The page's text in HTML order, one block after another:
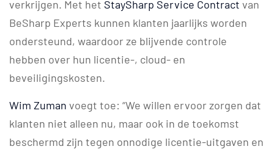
verkrijgen. Met het StaySharp Service Contract van
BeSharp Experts kunnen klanten jaarlijks worden
ondersteund, waardoor ze blijvende controle
hebben over hun licentie-, cloud- en
beveiligingskosten.
Wim Zuman voegt toe: “We willen ervoor zorgen dat
klanten niet alleen nu, maar ook in de toekomst
beschermd zijn tegen onnodige licentie-uitgaven en